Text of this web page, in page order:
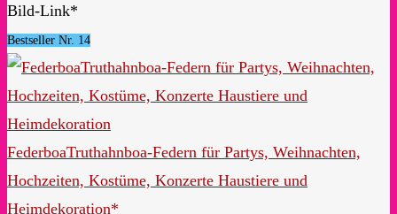
Bild-Link*
Bestseller Nr. 14
FederboaTruthahnboa-Federn für Partys, Weihnachten,
Hochzeiten, Kostüme, Konzerte Haustiere und
Heimdekoration*